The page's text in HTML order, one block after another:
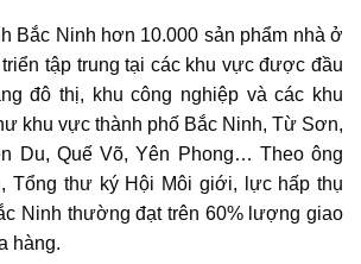
Bắc Ninh hơn 10.000 sản phẩm nhà ở
tập trung tại các khu vực được đầu
đô thị, khu công nghiệp và các khu
khu vực thành phố Bắc Ninh, Từ Sơn,
Du, Quế Võ, Yên Phong… Theo ông
Tổng thư ký Hội Môi giới, lực hấp thụ
Ninh thường đạt trên 60% lượng giao
hàng.